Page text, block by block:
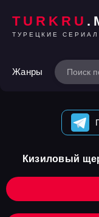
TURKRU
ТУРЕЦКИЕ
Жанры
Кизиловый